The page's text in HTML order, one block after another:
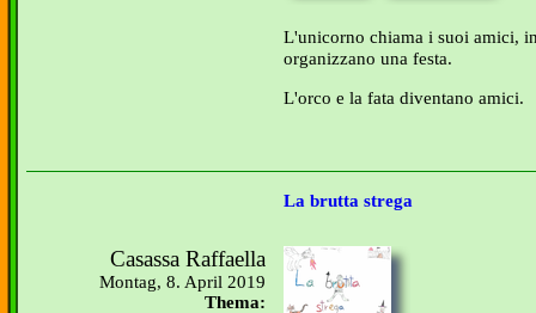
L'unicorno chiama i suoi amici,
organizzano una festa.
L'orco e la fata diventano amici.
La brutta strega
Casassa Raffaella
Montag, 8. April 2019
Thema: